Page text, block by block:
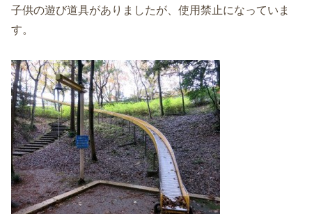
子供の遊び道具がありましたが、使用禁止になっていま
す。